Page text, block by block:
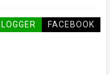
FACEBOOK